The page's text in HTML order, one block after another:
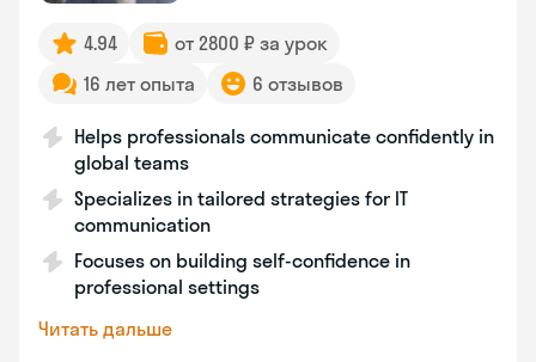
4.94
от 2800 ₽ за урок
16 лет опыта
6 отзывов
Helps professionals communicate confidently in
global teams
Specializes in tailored strategies for IT
communication
Focuses on building self-confidence in
professional settings
Читать дальше